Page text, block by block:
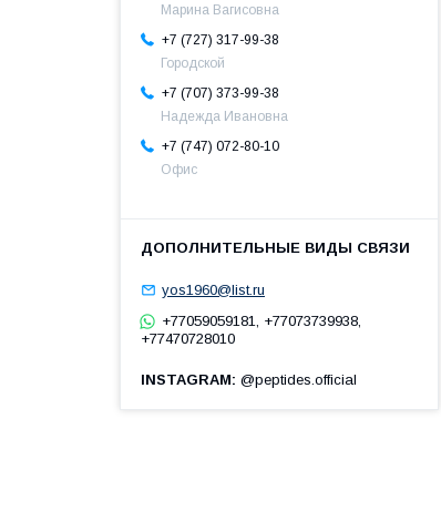
Марина Вагисовна
+7 (727) 317-99-38
Городской
+7 (707) 373-99-38
Надежда Ивановна
+7 (747) 072-80-10
Офис
yos1960@list.ru
+77059059181, +77073739938,
+77470728010
INSTAGRAM @peptides.official